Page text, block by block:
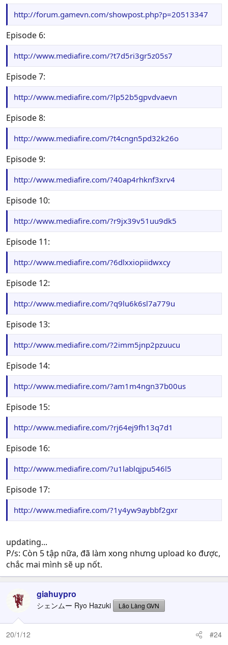
http://forum.gamevn.com/showpost.php?p=20513347
Episode 6:
http://www.mediafire.com/?t7d5ri3gr5z05s7
Episode 7:
http://www.mediafire.com/?lp52b5gpvdvaevn
Episode 8:
http://www.mediafire.com/?t4cngn5pd32k26o
Episode 9:
http://www.mediafire.com/?40ap4rhknf3xrv4
Episode 10:
http://www.mediafire.com/?r9jx39v51uu9dk5
Episode 11:
http://www.mediafire.com/?6dlxxiopiidwxcy
Episode 12:
http://www.mediafire.com/?q9lu6k6sl7a779u
Episode 13:
http://www.mediafire.com/?2imm5jnp2pzuucu
Episode 14:
http://www.mediafire.com/?am1m4ngn37b00us
Episode 15:
http://www.mediafire.com/?rj64ej9fh13q7d1
Episode 16:
http://www.mediafire.com/?u1lablqjpu546l5
Episode 17:
http://www.mediafire.com/?1y4yw9aybbf2gxr
updating...
P/s: Còn 5 tập nữa, đã làm xong nhưng upload ko được,
chắc mai mình sẽ up nốt.
giahuypro
シェンムー Ryo Hazuki Lão Làng GVN
20/1/12 #24